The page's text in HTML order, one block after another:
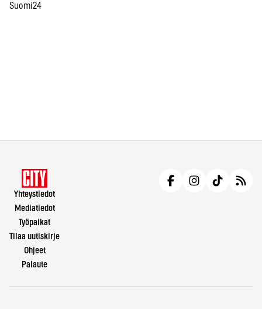
Suomi24
Yhteystiedot
Mediatiedot
Työpaikat
Tilaa uutiskirje
Ohjeet
Palaute